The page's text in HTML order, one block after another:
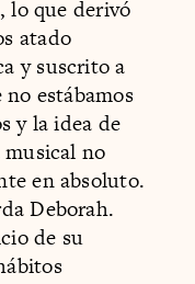
lo que derivó
atado
y suscrito a
estábamos
y la idea de
no
en absoluto.
Deborah.
de su